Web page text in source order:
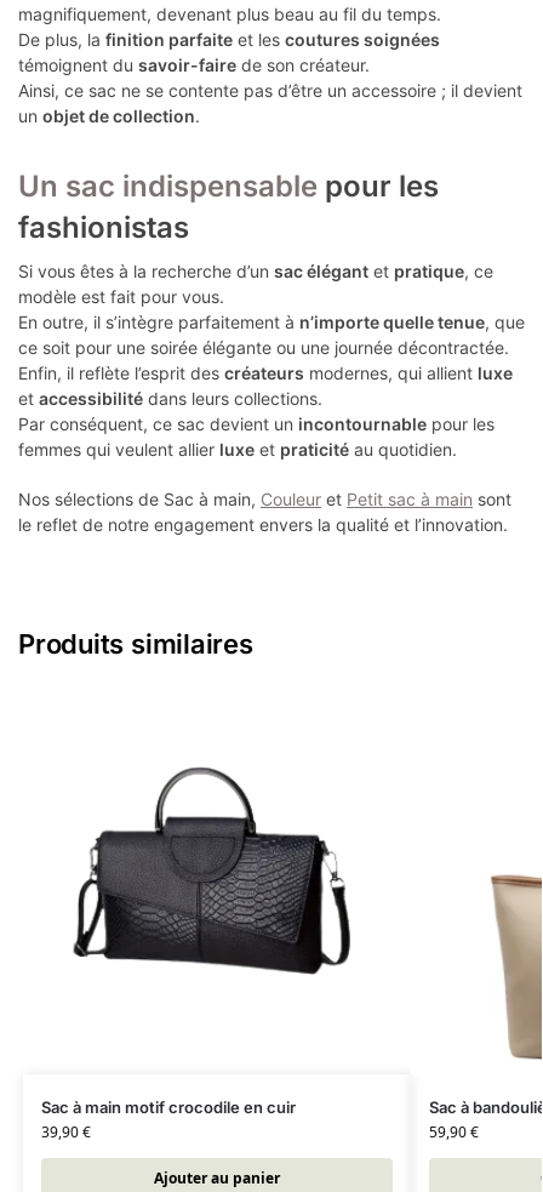
magnifiquement, devenant plus beau au fil du temps.
De plus, la finition parfaite et les coutures soignées
témoignent du savoir-faire de son créateur.
Ainsi, ce sac ne se contente pas d’être un accessoire ; il devient
un objet de collection.
Un sac indispensable pour les
fashionistas
Si vous êtes à la recherche d’un sac élégant et pratique, ce
modèle est fait pour vous.
En outre, il s’intègre parfaitement à n’importe quelle tenue, que
ce soit pour une soirée élégante ou une journée décontractée.
Enfin, il reflète l’esprit des créateurs modernes, qui allient luxe
et accessibilité dans leurs collections.
Par conséquent, ce sac devient un incontournable pour les
femmes qui veulent allier luxe et praticité au quotidien.
Nos sélections de Sac à main, Couleur et Petit sac à main sont
le reflet de notre engagement envers la qualité et l’innovation.
Produits similaires
Sac à main motif crocodile en cuir
39,90€
Ajouter au panier
Sac à
59,90€